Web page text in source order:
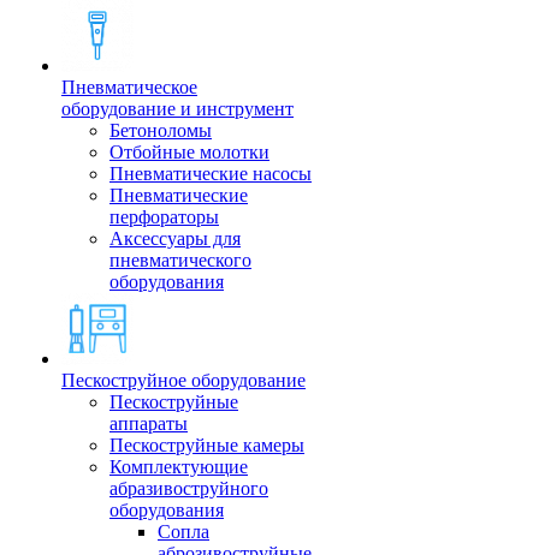
Пневматическое
оборудование и инструмент
Бетоноломы
Отбойные молотки
Пневматические насосы
Пневматические
перфораторы
Аксессуары для
пневматического
оборудования
Пескоструйное оборудование
Пескоструйные
аппараты
Пескоструйные камеры
Комплектующие
абразивоструйного
оборудования
Сопла